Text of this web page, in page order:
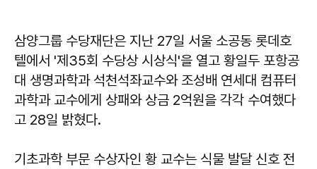
삼양그룹 수당재단은 지난 27일 서울 소공동 롯데호
텔에서 '제35회 수당상 시상식'을 열고 황일두 포항공
대 생명과학과 석천석좌교수와 조성배 연세대 컴퓨터
과학과 교수에게 상패와 상금 2억원을 각각 수여했다
고 28일 밝혔다.
기초과학 부문 수상자인 황 교수는 식물 발달 신호 전